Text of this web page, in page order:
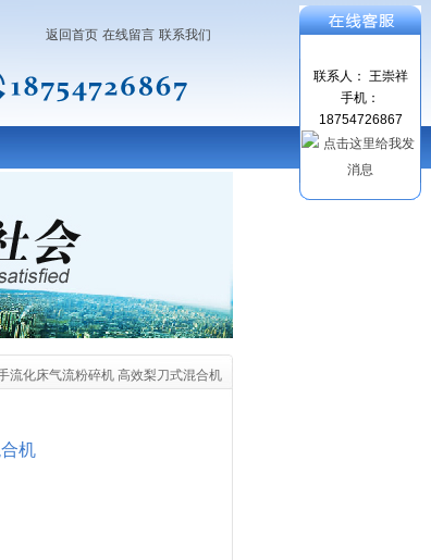
返回首页 在线留言 联系我们
流化床气流粉碎机 高效梨刀式混合机
机
联系人： 王崇祥
手机：
18754726867